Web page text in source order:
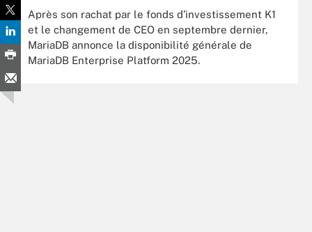
Après son rachat par le fonds d’investissement K1
et le changement de CEO en septembre dernier,
MariaDB annonce la disponibilité générale de
MariaDB Enterprise Platform 2025.